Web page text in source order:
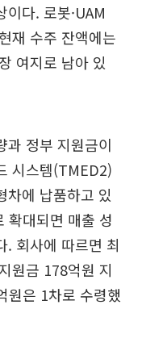
다. 로봇·UAM
재 수주 잔액에는
여지로 남아 있
과 정부 지원금이
시스템(TMED2)
차에 납품하고 있
확대되면 매출 성
. 회사에 따르면 최
원금 178억원 지
원은 1차로 수령했